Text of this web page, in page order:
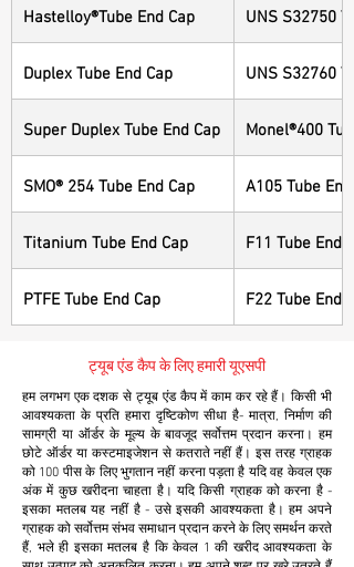
Hastelloy®Tube End Cap UNS S32750
Duplex Tube End Cap UNS S32760
Super Duplex Tube End Cap Monel®400
SMO® 254 Tube End Cap A105 Tube End
Titanium Tube End Cap F11 Tube End
PTFE Tube End Cap F22 Tube End
ट्यूब एंड कैप के लिए हमारी यूएसपी
हम लगभग एक दशक से ट्यूब एंड कैप में काम कर रहे हैं। किसी भी
आवश्यकता के प्रति हमारा दृष्टिकोण सीधा है- मात्रा, निर्माण की
सामग्री या ऑर्डर के मूल्य के बावजूद सर्वोत्तम प्रदान करना। हम
छोटे ऑर्डर या कस्टमाइजेशन से कतराते नहीं हैं। इस तरह ग्राहक
को 100 पीस के लिए भुगतान नहीं करना पड़ता है यदि वह केवल एक
अंक में कुछ खरीदना चाहता है। यदि किसी ग्राहक को करना है -
इसका मतलब यह नहीं है - उसे इसकी आवश्यकता है। हम अपने
ग्राहक को सर्वोत्तम संभव समाधान प्रदान करने के लिए समर्थन करते
हैं, भले ही इसका मतलब है कि केवल 1 की खरीद आवश्यकता के